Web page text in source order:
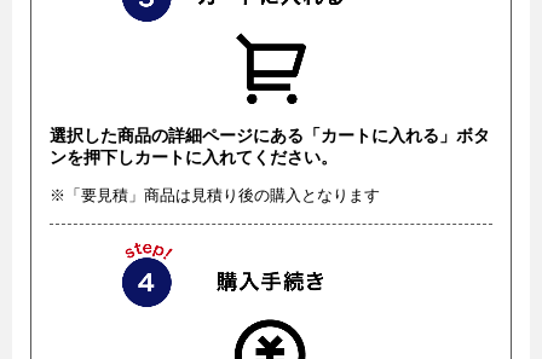
選択した商品の詳細ページにある「カートに入れる」ボタ
ンを押下しカートに入れてください。
※「要見積」商品は見積り後の購入となります